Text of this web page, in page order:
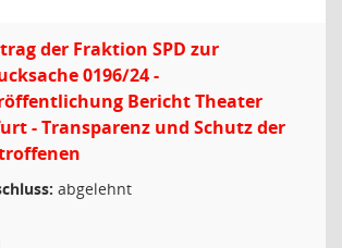
der Fraktion SPD zur
0196/24 -
Bericht Theater
- Transparenz und Schutz der
abgelehnt